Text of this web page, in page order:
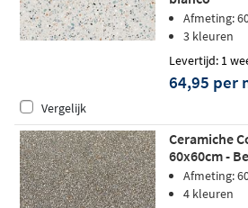
Afmeting:
3 kleuren
Levertijd: 1
64,95 per
Vergelijk
Ceramiche
60x60cm -
Afmeting:
4 kleuren